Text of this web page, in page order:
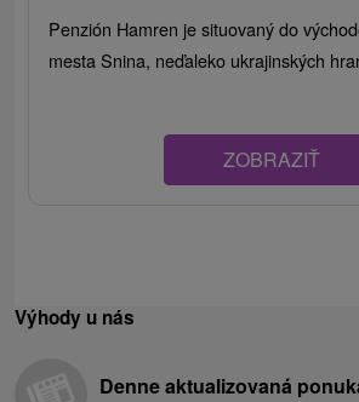
Penzión Hamren je situovaný do
mesta Snina, neďaleko ukrajinských
ZOBRAZIŤ
Výhody u nás
Denne aktualizovaná